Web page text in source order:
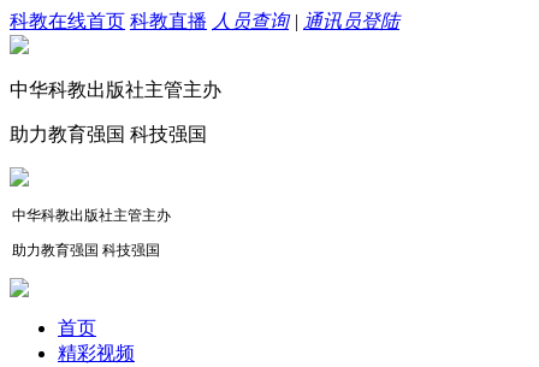
科教在线首页 科教直播 人员查询| 通讯员登陆
中华科教出版社主管主办
助力教育强国 科技强国
中华科教出版社主管主办
助力教育强国 科技强国
首页
精彩视频